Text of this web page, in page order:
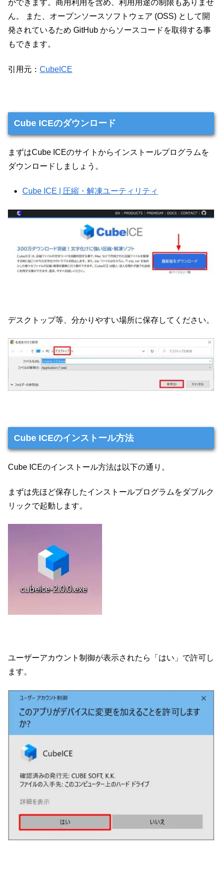
ができます。商用利用を含め、利用用途の制限もありませ
ん。 また、オープンソースソフトウェア (OSS) として開
発されているため GitHub からソースコードを取得する事
もできます。
引用元： CubeICE
Cube ICEのダウンロード
まずはCube ICEのサイトからインストールプログラムを
ダウンロードしましょう。
Cube ICE | 圧縮・解凍ユーティリティ
デスクトップ等、分かりやすい場所に保存してください。
Cube ICEのインストール方法
Cube ICEのインストール方法は以下の通り。
まずは先ほど保存したインストールプログラムをダブルク
リックで起動します。
ユーザーアカウント制御が表示されたら「はい」で許可し
ます。